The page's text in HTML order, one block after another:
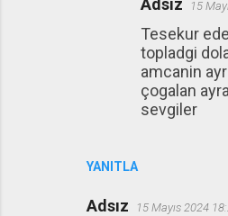
YANITLA
Adsız 15
Tesekur
topladgi
amcanin
çogalan
sevgiler
Adsız 15 Mayıs 2024